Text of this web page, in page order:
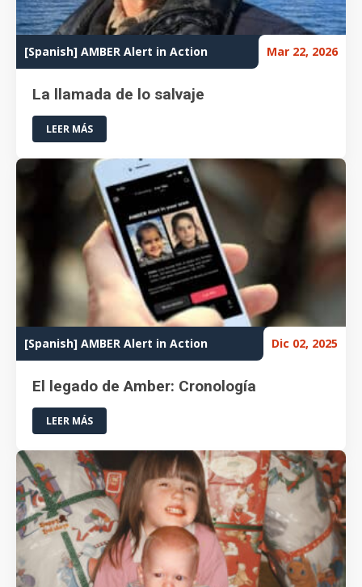
[Spanish] AMBER Alert in Action Mar 22, 2026
La llamada de lo salvaje
LEER MÁS
[Spanish] AMBER Alert in Action Dic 02, 2025
El legado de Amber: Cronología
LEER MÁS